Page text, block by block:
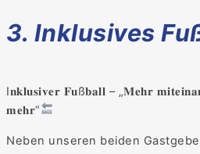
3. Inklusives
I𝐧𝐤𝐥𝐮𝐬𝐢𝐯𝐞𝐫 𝐅𝐮ß𝐛𝐚𝐥𝐥 – „𝐌𝐞𝐡𝐫
𝐦𝐞𝐡𝐫“
Neben unseren beiden